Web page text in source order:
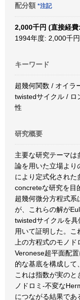
配分額 *注記
2,000千円 (直接経
1994年度: 2,000千
キーワード
超幾何関数 / オイラ
twistedサイクル / ロ
性
研究概要
主要な研究テーマ
論を用いた立場より
により定式化された
concreteな研究を目
超幾何微分方程式
が、これらの解が
twistedサイクルを
用いて証明した。
上の方程式のモノ
Veronese超平面配
的な基底を構成して
これは指数が実の
ノドロミ-不変な
につながる結果であ